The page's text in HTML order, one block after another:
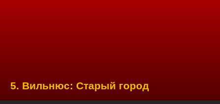
5. Вильнюс: Старый город